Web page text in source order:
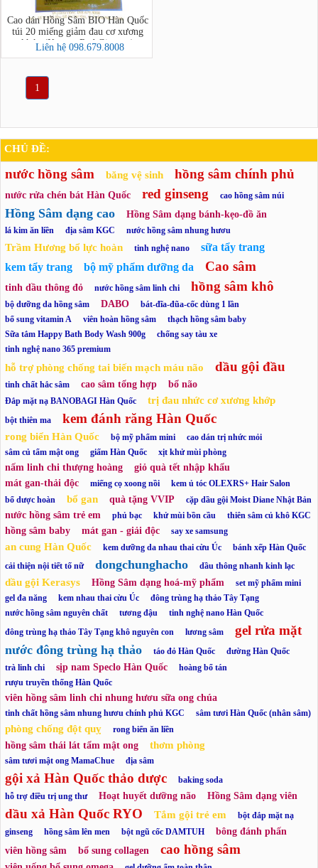
Cao dán Hồng Sâm BIO Hàn Quốc
túi 20 miếng giảm đau cơ xương
khớp (Korean Red Ginseng)
Liên hệ 098.679.8008
1
CHỦ ĐỀ:
nước hồng sâm băng vệ sinh hồng sâm chính phủ
nước rửa chén bát Hàn Quốc red ginseng cao hồng sâm núi
Hồng Sâm dạng cao Hồng Sâm dạng bánh-kẹo-đồ ăn
lá kim ăn liền địa sâm KGC nước hồng sâm nhung hươu
Trầm Hương bổ lực hoàn tinh nghệ nano
sữa tẩy trang
kem tẩy trang
bộ mỹ phẩm dưỡng da Cao sâm
tinh dầu thông đỏ nước hồng sâm linh chi hồng sâm khô
bộ dưỡng da hồng sâm DABO
bát-đĩa-đũa-cốc dùng 1 lần
bổ sung vitamin A
viên hoàn hồng sâm
thạch hồng sâm baby
Sữa tắm Happy Bath Body Wash 900g
chống say tàu xe
tinh nghệ nano 365 premium
hỗ trợ phòng chống tai biến mạch máu não dầu gội đầu
tinh chất hắc sâm cao sâm tổng hợp bổ não
Đắp mặt nạ BANOBAGI Hàn Quốc trị đau nhức cơ xương khớp
bột thiên ma kem đánh răng Hàn Quốc
rong biển Hàn Quốc bộ mỹ phẩm mini
cao dán trị nhức mỏi
sâm củ tẩm mật ong
giấm Hàn Quốc xịt khử mùi phòng
nấm linh chi thượng hoàng
giỏ quà tết nhập khẩu
mát gan-thải độc
miếng cọ xoong nồi
kem ủ tóc OLEXRS+ Hair Salon
bổ dược hoàn
bổ gan quà tặng VVIP cặp dầu gội Moist Diane Nhật Bản
nước hồng sâm trẻ em phủ bạc khử mùi bồn cầu thiên sâm củ khô KGC
hồng sâm baby mát gan - giải độc say xe samsung
an cung Hàn Quốc kem dưỡng da nhau thai cừu Úc
bánh xếp Hàn Quốc
cải thiện nội tiết tố nữ
dongchunghacho dầu thông nhanh kinh lạc
dầu gội Kerasys Hồng Sâm dạng hoá-mỹ phẩm
set mỹ phẩm mini
gel đa năng
kem nhau thai cừu Úc
đông trùng hạ thảo Tây Tạng
nước hồng sâm nguyên chất
tương đậu
tinh nghệ nano Hàn Quốc
đông trùng hạ thảo Tây Tạng khô nguyên con
lương sâm gel rửa mặt
nước đông trùng hạ thảo táo đỏ Hàn Quốc
đường Hàn Quốc
trà linh chi
sịp nam Speclo Hàn Quốc
hoàng bổ tán
rượu truyền thống Hàn Quốc
viên hồng sâm linh chi nhung hươu sữa ong chúa
tinh chất hồng sâm nhung hươu chính phủ KGC sâm tươi Hàn Quốc (nhân sâm)
phòng chống đột quỵ rong biển ăn liền
hồng sâm thái lát tẩm mật ong thơm phòng
sâm tươi mật ong MamaChue địa sâm
gội xả Hàn Quốc thảo dược
baking soda
hỗ trợ điều trị ung thư
Hoạt huyết dưỡng não Hồng Sâm dạng viên
dầu xả Hàn Quốc RYO Tắm gội trẻ em
bột đắp mặt nạ
ginseng
hồng sâm lên men bột ngũ cốc DAMTUH
bông đánh phấn
viên hồng sâm
bổ sung collagen cao hồng sâm